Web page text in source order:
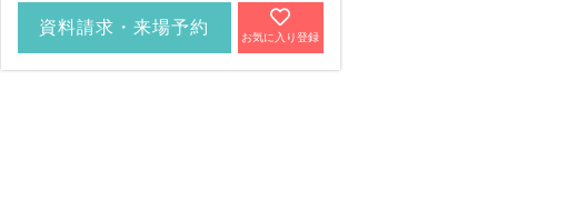
資料請求・来場予約
お気に入り登録